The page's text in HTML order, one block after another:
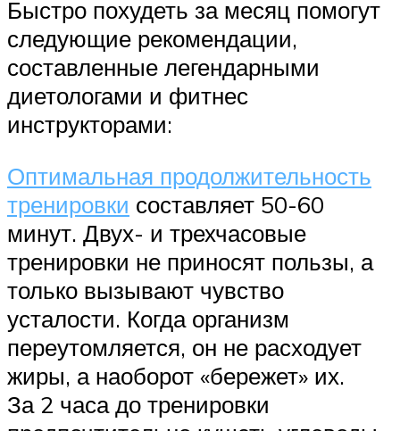
Быстро похудеть за месяц помогут
следующие рекомендации,
составленные легендарными
диетологами и фитнес
инструкторами:
Оптимальная продолжительность
тренировки составляет 50-60
минут. Двух- и трехчасовые
тренировки не приносят пользы, а
только вызывают чувство
усталости. Когда организм
переутомляется, он не расходует
жиры, а наоборот «бережет» их.
За 2 часа до тренировки